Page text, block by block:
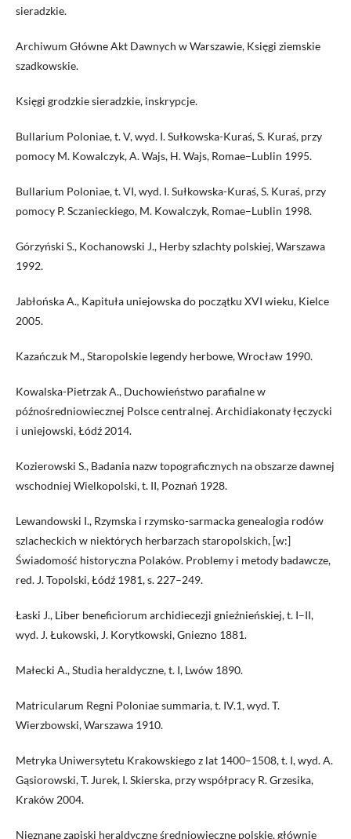
sieradzkie.
Archiwum Główne Akt Dawnych w Warszawie, Księgi ziemskie
szadkowskie.
Księgi grodzkie sieradzkie, inskrypcje.
Bullarium Poloniae, t. V, wyd. I. Sułkowska-Kuraś, S. Kuraś, przy
pomocy M. Kowalczyk, A. Wajs, H. Wajs, Romae–Lublin 1995.
Bullarium Poloniae, t. VI, wyd. I. Sułkowska-Kuraś, S. Kuraś, przy
pomocy P. Sczanieckiego, M. Kowalczyk, Romae–Lublin 1998.
Górzyński S., Kochanowski J., Herby szlachty polskiej, Warszawa
1992.
Jabłońska A., Kapituła uniejowska do początku XVI wieku, Kielce
2005.
Kazańczuk M., Staropolskie legendy herbowe, Wrocław 1990.
Kowalska-Pietrzak A., Duchowieństwo parafialne w
późnośredniowiecznej Polsce centralnej. Archidiakonaty łęczycki
i uniejowski, Łódź 2014.
Kozierowski S., Badania nazw topograficznych na obszarze dawnej
wschodniej Wielkopolski, t. II, Poznań 1928.
Lewandowski I., Rzymska i rzymsko-sarmacka genealogia rodów
szlacheckich w niektórych herbarzach staropolskich, [w:]
Świadomość historyczna Polaków. Problemy i metody badawcze,
red. J. Topolski, Łódź 1981, s. 227–249.
Łaski J., Liber beneficiorum archidiecezji gnieźnieńskiej, t. I–II,
wyd. J. Łukowski, J. Korytkowski, Gniezno 1881.
Małecki A., Studia heraldyczne, t. I, Lwów 1890.
Matricularum Regni Poloniae summaria, t. IV.1, wyd. T.
Wierzbowski, Warszawa 1910.
Metryka Uniwersytetu Krakowskiego z lat 1400–1508, t. I, wyd. A.
Gąsiorowski, T. Jurek, I. Skierska, przy współpracy R. Grzesika,
Kraków 2004.
Nieznane zapiski heraldyczne średniowieczne polskie, głównie